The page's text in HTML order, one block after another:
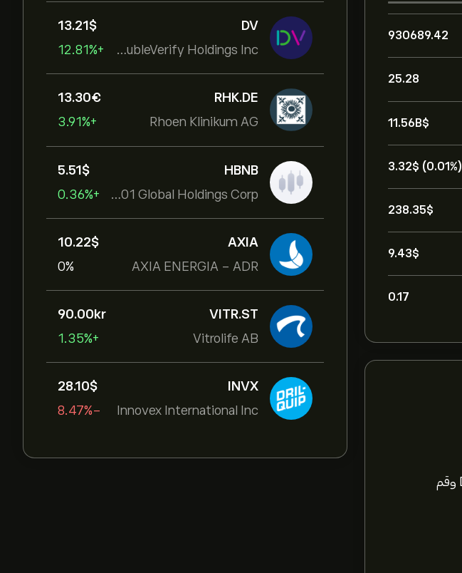
DV
DoubleVerify Holdings Inc
13.21‎$‎
+12.81%
RHK.DE
Rhoen Klinikum AG
13.30‎€‎
+3.91%
HBNB
Hotel101 Global Holdings Corp
5.51‎$‎
+0.36%
AXIA
AXIA ENERGIA - ADR
10.22‎$‎
0%
VITR.ST
Vitrolife AB
90.00‎kr‎
+1.35%
INVX
Innovex International Inc
28.10‎$‎
-8.47%
930689.42
25.28
11.56B‎$‎
3.32‎$‎ (0.01%)
238.35‎$‎
9.43‎$‎
0.17
Diagnostics Inc (DGX) وقم